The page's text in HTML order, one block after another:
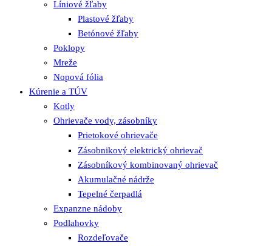
Líniové žľaby
Plastové žľaby
Betónové žľaby
Poklopy
Mreže
Nopová fólia
Kúrenie a TÚV
Kotly
Ohrievače vody, zásobníky
Prietokové ohrievače
Zásobnikový elektrický ohrievač
Zásobníkový kombinovaný ohrievač
Akumulačné nádrže
Tepelné čerpadlá
Expanzne nádoby
Podlahovky
Rozdeľovače